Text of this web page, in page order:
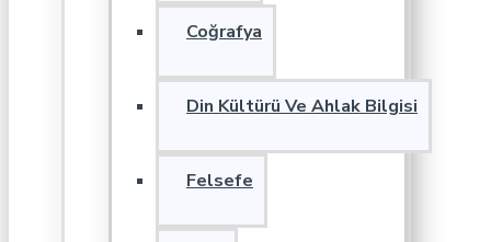
Coğrafya
Din Kültürü Ve Ahlak Bilgisi
Felsefe